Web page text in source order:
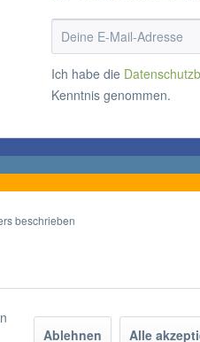
Ich habe die
Kenntnis genommen.
beschrieben
Ablehnen Alle